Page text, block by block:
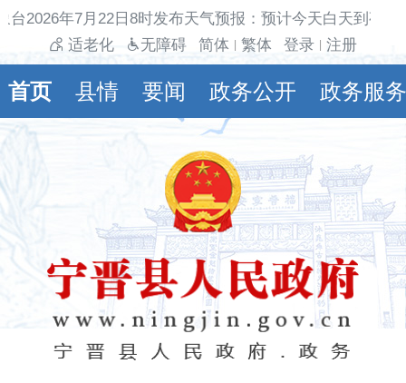
台2026年7月22日8时发布天气预报：预计今天白天到夜
适老化
无障碍 简体 繁体 登录 注册
首页 县情 要闻 政务公开 政务服务